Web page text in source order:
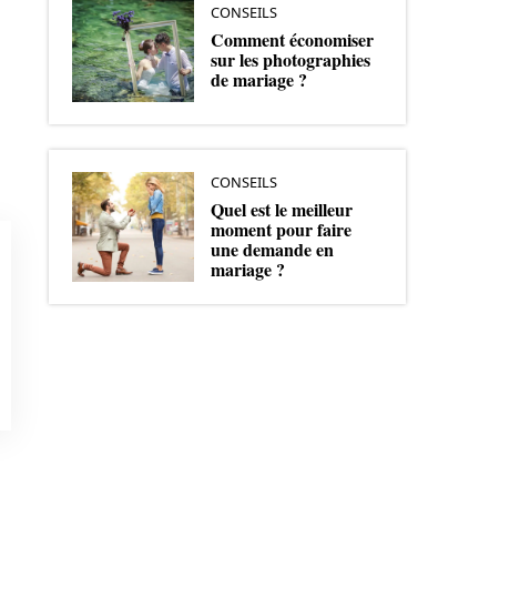
CONSEILS
Comment économiser
sur les photographies
de mariage ?
CONSEILS
Quel est le meilleur
moment pour faire
une demande en
mariage ?